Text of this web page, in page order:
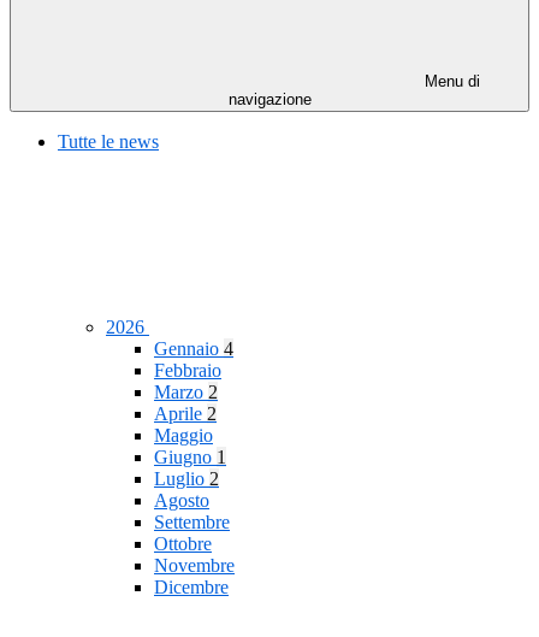
Menu di
navigazione
Tutte le news
2026
Gennaio 4
Febbraio
Marzo 2
Aprile 2
Maggio
Giugno 1
Luglio 2
Agosto
Settembre
Ottobre
Novembre
Dicembre